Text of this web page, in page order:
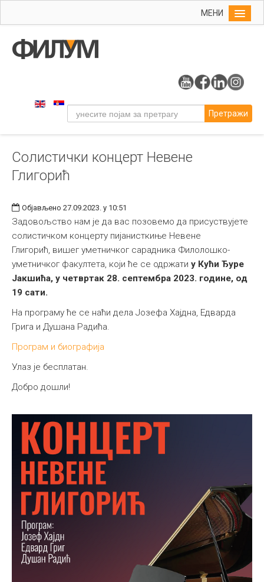
МЕНИ
Упис
Уметност
Музичка уметност
Примењена и ликовна уметност
Издаваштво
Библиотека
Међународна
Претражи
Солистички концерт Невене
Глигорић
Објављено 27.09.2023. у 10:51
Задовољство нам је да вас позовемо да присуствујете
солистичком концерту пијанисткиње Невене
Глигорић, вишег уметничког сарадника Филолошко-
уметничког факултета, који ће се одржати у Кући Ђуре
Јакшића, у четвртак 28. септембра 2023. године, од
19 сати.
На програму ће се наћи дела Јозефа Хајдна, Едварда
Грига и Душана Радића.
Програм и биографија
Улаз је бесплатан.
Добро дошли!